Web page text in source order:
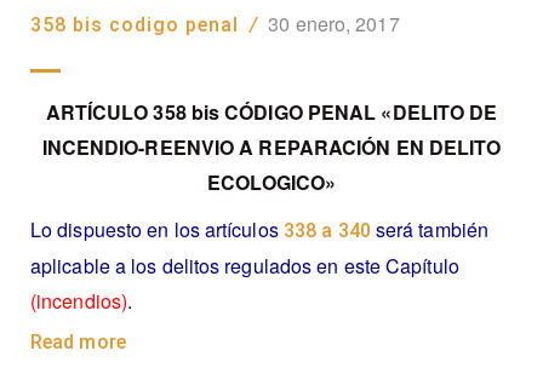
358 bis codigo penal / 30 enero, 2017
ARTÍCULO 358 bis CÓDIGO PENAL «DELITO DE
INCENDIO-REENVIO A REPARACIÓN EN DELITO
ECOLOGICO»
Lo dispuesto en los artículos 338 a 340 será también
aplicable a los delitos regulados en este Capítulo
(incendios).
Read more